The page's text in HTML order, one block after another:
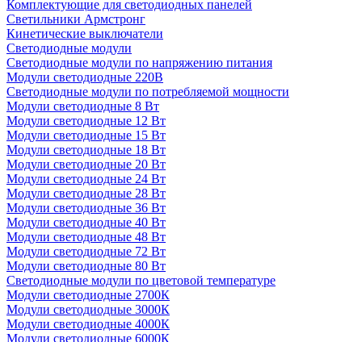
Комплектующие для светодиодных панелей
Светильники Армстронг
Кинетические выключатели
Светодиодные модули
Светодиодные модули по напряжению питания
Модули светодиодные 220В
Светодиодные модули по потребляемой мощности
Модули светодиодные 8 Вт
Модули светодиодные 12 Вт
Модули светодиодные 15 Вт
Модули светодиодные 18 Вт
Модули светодиодные 20 Вт
Модули светодиодные 24 Вт
Модули светодиодные 28 Вт
Модули светодиодные 36 Вт
Модули светодиодные 40 Вт
Модули светодиодные 48 Вт
Модули светодиодные 72 Вт
Модули светодиодные 80 Вт
Светодиодные модули по цветовой температуре
Модули светодиодные 2700К
Модули светодиодные 3000К
Модули светодиодные 4000К
Модули светодиодные 6000К